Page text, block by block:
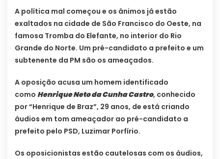
A política mal começou e os ânimos já estão
exaltados na cidade de São Francisco do Oeste, na
famosa Tromba do Elefante, no interior do Rio
Grande do Norte. Um pré-candidato a prefeito e um
subtenente da PM são os ameaçados.
A oposição acusa um homem identificado
como Henrique Neto da Cunha Castro, conhecido
por “Henrique de Braz”, 29 anos, de está criando
áudios em tom ameaçador ao pré-candidato a
prefeito pelo PSD, Luzimar Porfírio.
Os oposicionistas estão cautelosas com os áudios,